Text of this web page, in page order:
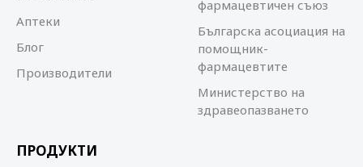
Аптеки
Блог
Производители
фармацевтичен съюз
Българска асоциация на
помощник-
фармацевтите
Министерство на
здравеопазването
ПРОДУКТИ